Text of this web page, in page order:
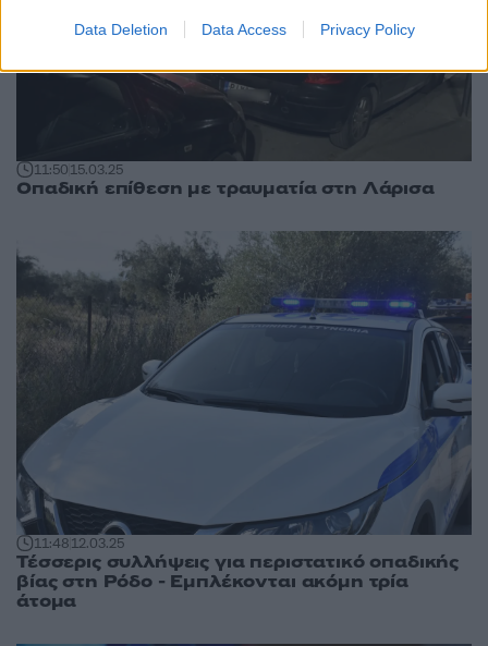
Data Deletion Data Access Privacy Policy
11:5015.03.25
Οπαδική επίθεση με τραυματία στη Λάρισα
11:4812.03.25
Τέσσερις συλλήψεις για περιστατικό οπαδικής
βίας στη Ρόδο - Εμπλέκονται ακόμη τρία
άτομα